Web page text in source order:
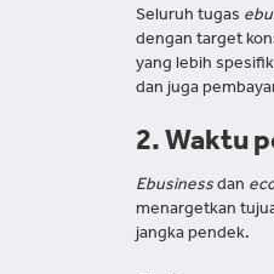
Seluruh tugas
dengan target
yang lebih
dan juga
2. Waktu
Ebusiness dan
menargetkan
jangka pendek.